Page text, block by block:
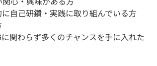
自己研鑽・実践に取り組んでいる方
関わらず多くのチャンスを手に入れた